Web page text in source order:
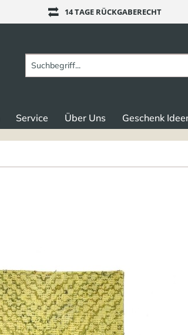
14 TAGE RÜCKGABERECHT
Service Über Uns Geschenk